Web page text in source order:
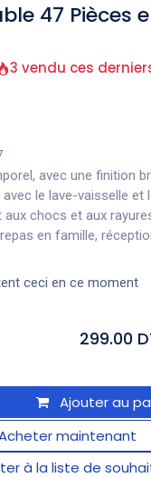
47 Pièces
3 vendu ces
avec une finition
le lave-vaisselle et
aux chocs et aux
en famille,
ceci en ce moment
Ajouter au
maintenant
à la liste de
299.00